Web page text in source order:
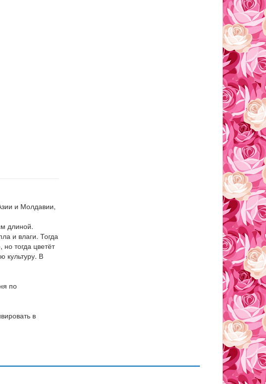
и Молдавии,
длиной.
и влаги. Тогда
тогда цветёт
культуру. В
по
в